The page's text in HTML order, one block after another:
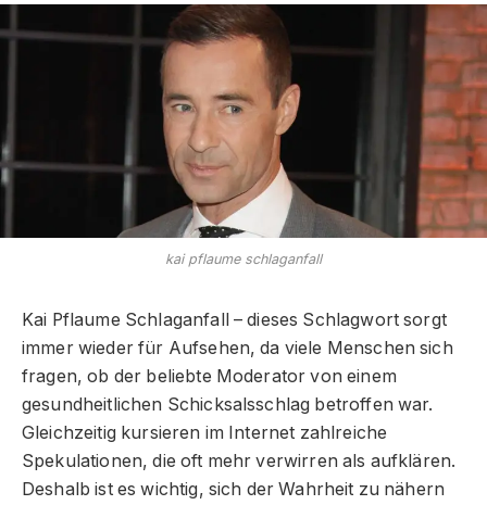
kai pflaume schlaganfall
Kai Pflaume Schlaganfall – dieses Schlagwort sorgt
immer wieder für Aufsehen, da viele Menschen sich
fragen, ob der beliebte Moderator von einem
gesundheitlichen Schicksalsschlag betroffen war.
Gleichzeitig kursieren im Internet zahlreiche
Spekulationen, die oft mehr verwirren als aufklären.
Deshalb ist es wichtig, sich der Wahrheit zu nähern